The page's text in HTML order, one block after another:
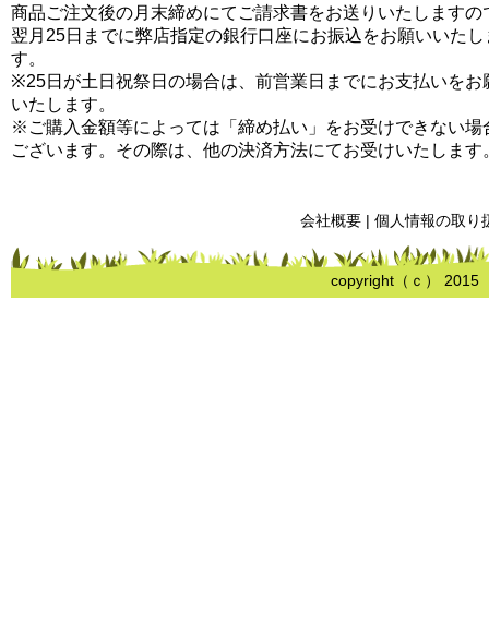
商品ご注文後の月末締めにてご請求書をお送りいたしますの
翌月25日までに弊店指定の銀行口座にお振込をお願いいたし
す。
※25日が土日祝祭日の場合は、前営業日までにお支払いをお
いたします。
※ご購入金額等によっては「締め払い」をお受けできない場
ございます。その際は、他の決済方法にてお受けいたします
会社概要 | 個人情報の取り
copyright（ｃ） 2015